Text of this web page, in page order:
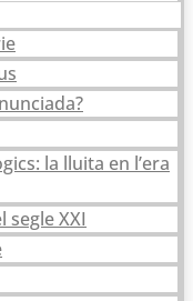
la lluita en l’era
segle XXI